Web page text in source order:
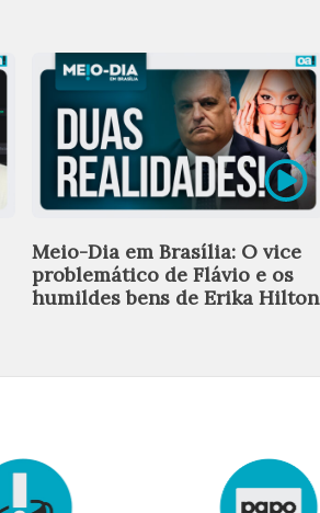
Meio-Dia em Brasília: O vice
problemático de Flávio e os
humildes bens de Erika Hilton